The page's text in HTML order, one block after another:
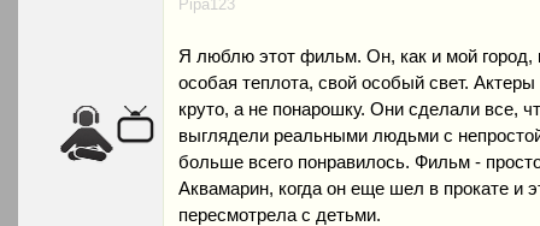
Pipa123
Я люблю этот фильм. Он, как и мой город,
особая теплота, свой особый свет.
круто, а не понарошку. Они сделали все,
выглядели реальными людьми с
больше всего понравилось. Фильм -
Аквамарин, когда он еще шел в прокате и
пересмотрела с детьми.